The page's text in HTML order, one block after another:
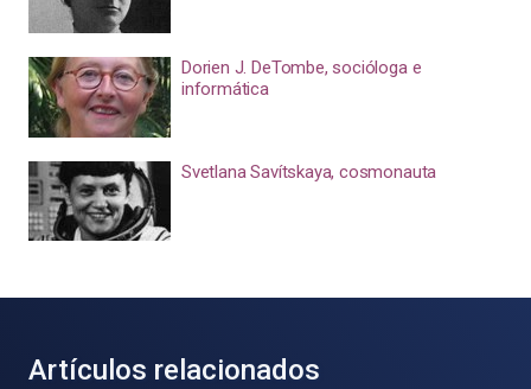
Dorien J. DeTombe, socióloga e
informática
Svetlana Savítskaya, cosmonauta
Artículos relacionados